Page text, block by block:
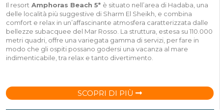
Il resort Amphoras Beach 5* è situato nell’area di Hadaba, una
delle località più suggestive di Sharm El Sheikh, e combina
comfort e relax in un’affascinante atmosfera caratterizzata dalle
bellezze subacquee del Mar Rosso. La struttura, estesa su 110.000
metri quadri, offre una variegata gamma di servizi, per fare in
modo che gli ospiti possano godersi una vacanza al mare
indimenticabile, tra relax e tanto divertimento.
SCOPRI DI PIÙ